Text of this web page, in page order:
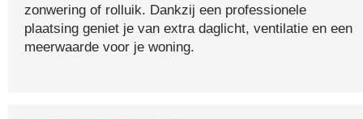
zonwering of rolluik. Dankzij een professionele
plaatsing geniet je van extra daglicht, ventilatie en een
meerwaarde voor je woning.